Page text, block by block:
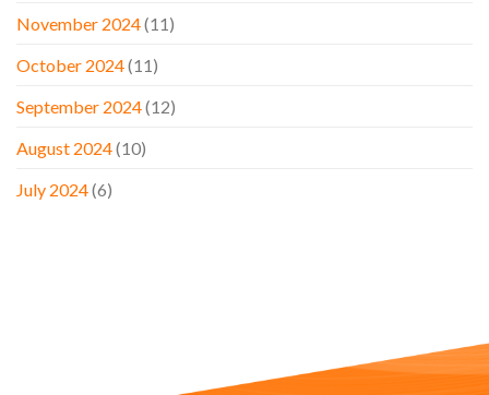
November 2024(11)
October 2024(11)
September 2024(12)
August 2024(10)
July 2024(6)